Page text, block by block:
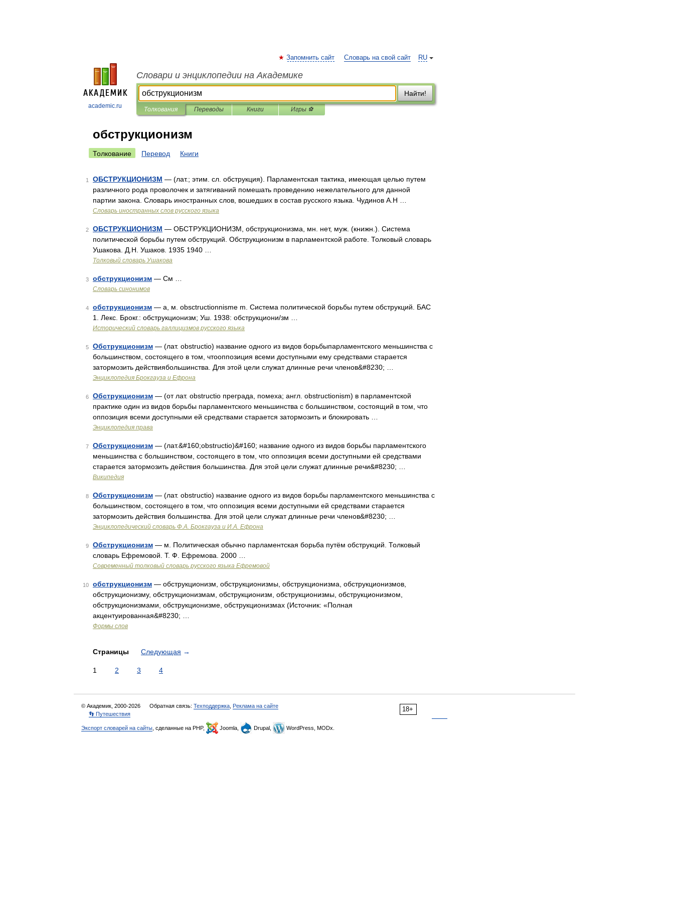
academic.ru
RU
Запомнить сайт Словарь на свой сайт
Словари и энциклопедии на Академике
Найти!
Толкования Переводы Книги Игры ⚽
обструкционизм
Толкование Перевод Книги
1 ОБСТРУКЦИОНИЗМ — (лат.; этим. сл. обструкция). Парламентская тактика, имеющая целью путем
различного рода проволочек и затягиваний помешать проведению нежелательного для данной
партии закона. Словарь иностранных слов, вошедших в состав русского языка. Чудинов А.Н …
Словарь иностранных слов русского языка
2 ОБСТРУКЦИОНИЗМ — ОБСТРУКЦИОНИЗМ, обструкционизма, мн. нет, муж. (книжн.). Система
политической борьбы путем обструкций. Обструкционизм в парламентской работе. Толковый словарь
Ушакова. Д.Н. Ушаков. 1935 1940 …
Толковый словарь Ушакова
3 обструкционизм — См …
Словарь синонимов
4 обструкционизм — а, м. obsctructionnisme m. Система политической борьбы путем обструкций. БАС
1. Лекс. Брокг.: обструкционизм; Уш. 1938: обструкциони/зм …
Исторический словарь галлицизмов русского языка
5 Обструкционизм — (лат. obstructio) название одного из видов борьбыпарламентского меньшинства с
большинством, состоящего в том, чтооппозиция всеми доступными ему средствами старается
затормозить действиябольшинства. Для этой цели служат длинные речи членов&#8230; …
Энциклопедия Брокгауза и Ефрона
6 Обструкционизм — (от лат. obstructio преграда, помеха; англ. obstructionism) в парламентской
практике один из видов борьбы парламентского меньшинства с большинством, состоящий в том, что
оппозиция всеми доступными ей средствами старается затормозить и блокировать …
Энциклопедия права
7 Обструкционизм — (лат.&#160;obstructio)&#160; название одного из видов борьбы парламентского
меньшинства с большинством, состоящего в том, что оппозиция всеми доступными ей средствами
старается затормозить действия большинства. Для этой цели служат длинные речи&#8230; …
Википедия
8 Обструкционизм — (лат. obstructio) название одного из видов борьбы парламентского меньшинства с
большинством, состоящего в том, что оппозиция всеми доступными ей средствами старается
затормозить действия большинства. Для этой цели служат длинные речи членов&#8230; …
Энциклопедический словарь Ф.А. Брокгауза и И.А. Ефрона
9 Обструкционизм — м. Политическая обычно парламентская борьба путём обструкций. Толковый
словарь Ефремовой. Т. Ф. Ефремова. 2000 …
Современный толковый словарь русского языка Ефремовой
10 обструкционизм — обструкционизм, обструкционизмы, обструкционизма, обструкционизмов,
обструкционизму, обструкционизмам, обструкционизм, обструкционизмы, обструкционизмом,
обструкционизмами, обструкционизме, обструкционизмах (Источник: «Полная
акцентуированная&#8230; …
Формы слов
Страницы Следующая →
1 2 3 4
18+
© Академик, 2000-2026 Обратная связь: Техподдержка Реклама на сайте
👣 Путешествия
Экспорт словарей на сайты , сделанные на PHP, Joomla, Drupal, WordPress, MODx.